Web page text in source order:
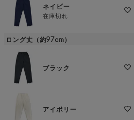
ネイビー
在庫切れ
ロング丈（約97cm）
ブラック
アイボリー